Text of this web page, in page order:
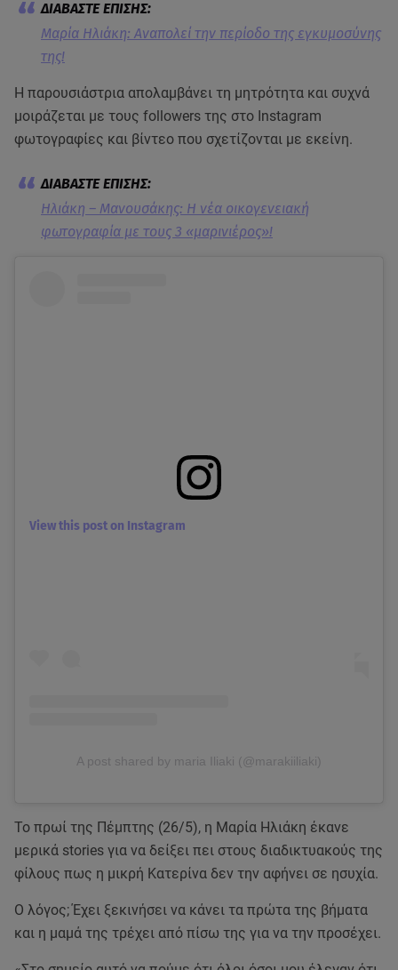
Μαρία Ηλιάκη: Αναπολεί την περίοδο της εγκυμοσύνης
της!
Η παρουσιάστρια απολαμβάνει τη μητρότητα και συχνά
μοιράζεται με τους followers της στο Instagram
φωτογραφίες και βίντεο που σχετίζονται με εκείνη.
Ηλιάκη – Μανουσάκης: Η νέα οικογενειακή
φωτογραφία με τους 3 «μαρινιέρος»!
View this post on Instagram
A post shared by maria Iliaki (@marakiiliaki)
Το πρωί της Πέμπτης (26/5), η Μαρία Ηλιάκη έκανε
μερικά stories για να δείξει πει στους διαδικτυακούς της
φίλους πως η μικρή Κατερίνα δεν την αφήνει σε ησυχία.
Ο λόγος; Έχει ξεκινήσει να κάνει τα πρώτα της βήματα
και η μαμά της τρέχει από πίσω της για να την προσέχει.